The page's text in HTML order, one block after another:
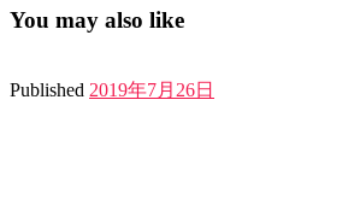
共
You may also like
Published 2019年7月26日